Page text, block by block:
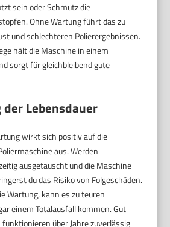
sein oder Schmutz die
Ohne Wartung führt das zu
und schlechteren Polierergebnissen.
hält die Maschine in einem
sorgt für gleichbleibend gute
Lebensdauer
wirkt sich positiv auf die
aus. Werden
ausgetauscht und die Maschine
du das Risiko von Folgeschäden.
Wartung, kann es zu teuren
einem Totalausfall kommen. Gut
über Jahre zuverlässig